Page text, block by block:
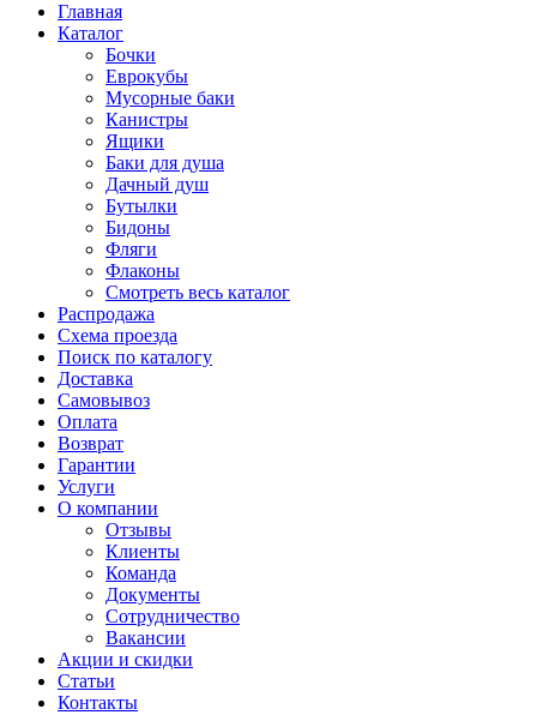
Главная
Каталог
Бочки
Еврокубы
Мусорные баки
Канистры
Ящики
Баки для душа
Дачный душ
Бутылки
Бидоны
Фляги
Флаконы
Смотреть весь каталог
Распродажа
Схема проезда
Поиск по каталогу
Доставка
Самовывоз
Оплата
Возврат
Гарантии
Услуги
О компании
Отзывы
Клиенты
Команда
Документы
Сотрудничество
Вакансии
Акции и скидки
Статьи
Контакты